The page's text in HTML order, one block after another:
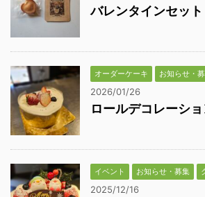
バレンタインセット
オーダーケーキ お知らせ・
2026/01/26
ロールデコレーシ
イベント お知らせ・募集
2025/12/16